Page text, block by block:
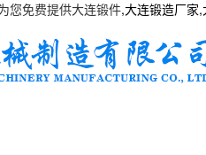
您免费提供大连锻件,大连锻造厂家